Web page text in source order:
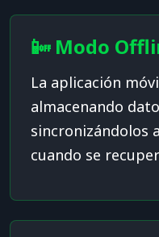
📴 Modo
La aplicación
almacenando
sincronizándolos
cuando se